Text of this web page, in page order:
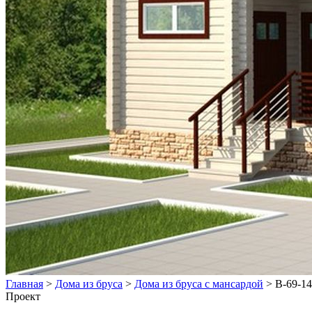
Главная > Дома из бруса > Дома из бруса с мансардой > В-69-
Проект